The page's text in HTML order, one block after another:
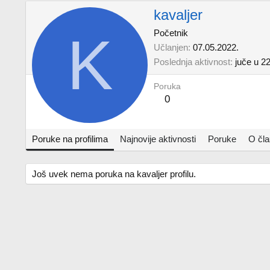
K
kavaljer
Početnik
Učlanjen 07.05.2022.
Poslednja aktivnost juče u
Poruka
0
Poruke na profilima Najnovije aktivnosti Poruke O
Još uvek nema poruka na kavaljer profilu.